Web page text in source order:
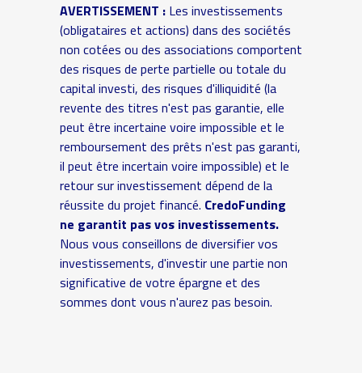
AVERTISSEMENT :Les investissements
(obligataires et actions) dans des sociétés
non cotées ou des associations comportent
des risques de perte partielle ou totale du
capital investi, des risques d'illiquidité (la
revente des titres n'est pas garantie, elle
peut être incertaine voire impossible et le
remboursement des prêts n'est pas garanti,
il peut être incertain voire impossible) et le
retour sur investissement dépend de la
réussite du projet financé. CredoFunding
ne garantit pas vos investissements.
Nous vous conseillons de diversifier vos
investissements, d'investir une partie non
significative de votre épargne et des
sommes dont vous n'aurez pas besoin.